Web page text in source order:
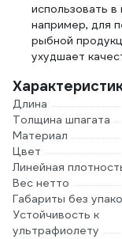
использовать
например, для
рыбной
ухудшает
Длина
Толщина шпагата
Материал
Цвет
Линейная
Вес нетто
Габариты без
Устойчивость к
ультрафиолету